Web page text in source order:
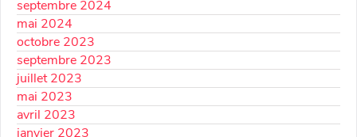
septembre 2024
mai 2024
octobre 2023
septembre 2023
juillet 2023
mai 2023
avril 2023
janvier 2023